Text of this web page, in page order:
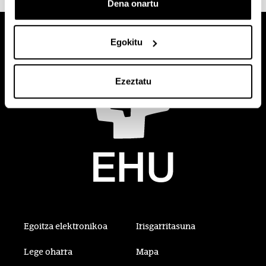
Dena onartu
Egokitu
Ezeztatu
Egoitza elektronikoa Irisgarritasuna
Lege oharra Mapa